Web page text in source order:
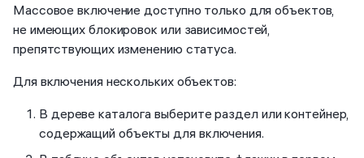
Массовое включение доступно только для объектов,
не имеющих блокировок или зависимостей,
препятствующих изменению статуса.
Для включения нескольких объектов:
В дереве каталога выберите раздел или контейнер,
содержащий объекты для включения.